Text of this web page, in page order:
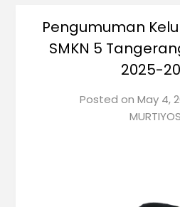
Pengumuman
SMKN 5
2025-
Posted on May 4,